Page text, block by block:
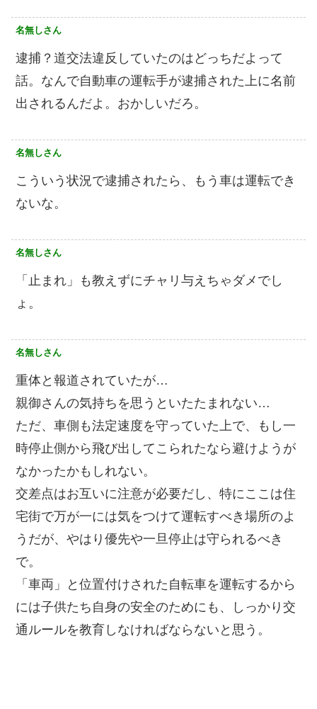
名無しさん
逮捕？道交法違反していたのはどっちだよって
話。なんで自動車の運転手が逮捕された上に名前
出されるんだよ。おかしいだろ。
名無しさん
こういう状況で逮捕されたら、もう車は運転でき
ないな。
名無しさん
「止まれ」も教えずにチャリ与えちゃダメでし
ょ。
名無しさん
重体と報道されていたが…
親御さんの気持ちを思うといたたまれない…
ただ、車側も法定速度を守っていた上で、もし一
時停止側から飛び出してこられたなら避けようが
なかったかもしれない。
交差点はお互いに注意が必要だし、特にここは住
宅街で万が一には気をつけて運転すべき場所のよ
うだが、やはり優先や一旦停止は守られるべき
で。
「車両」と位置付けされた自転車を運転するから
には子供たち自身の安全のためにも、しっかり交
通ルールを教育しなければならないと思う。